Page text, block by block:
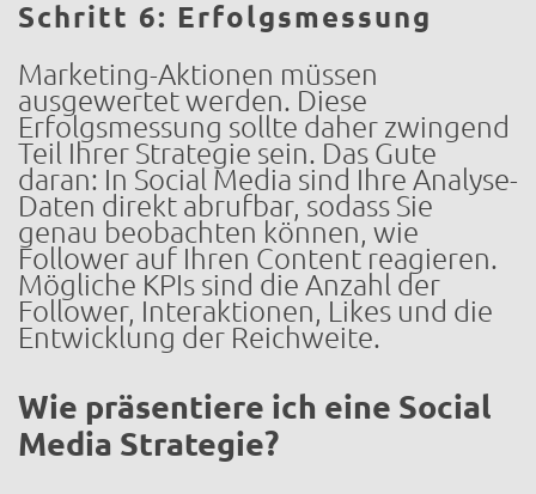
Schritt 6: Erfolgsmessung
Marketing-Aktionen müssen
ausgewertet werden. Diese
Erfolgsmessung sollte daher zwingend
Teil Ihrer Strategie sein. Das Gute
daran: In Social Media sind Ihre Analyse-
Daten direkt abrufbar, sodass Sie
genau beobachten können, wie
Follower auf Ihren Content reagieren.
Mögliche KPIs sind die Anzahl der
Follower, Interaktionen, Likes und die
Entwicklung der Reichweite.
Wie präsentiere ich eine Social
Media Strategie?